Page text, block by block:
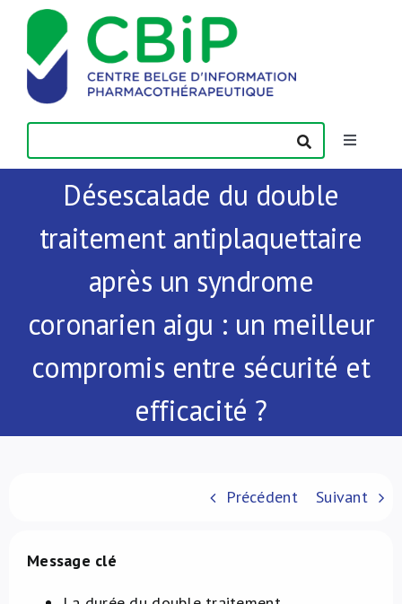
Passer
contenu
Toggle
Actualités
Publications
Contact
Désescalade du double
traitement antiplaquettaire
après un syndrome
coronarien aigu : un meilleur
compromis entre sécurité et
efficacité ?
Précédent Suivant
Message clé​